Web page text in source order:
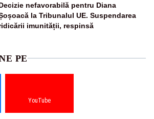
nefavorabilă pentru Diana
la Tribunalul UE. Suspendarea
imunității, respinsă
PE
YouTube